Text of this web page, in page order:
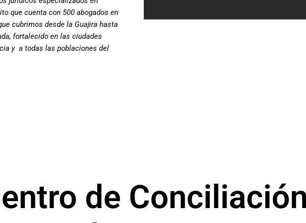
que cuenta con 500 abogados en
cubrimos desde la Guajira hasta
fortalecido en las ciudades
y a todas las poblaciones del
de